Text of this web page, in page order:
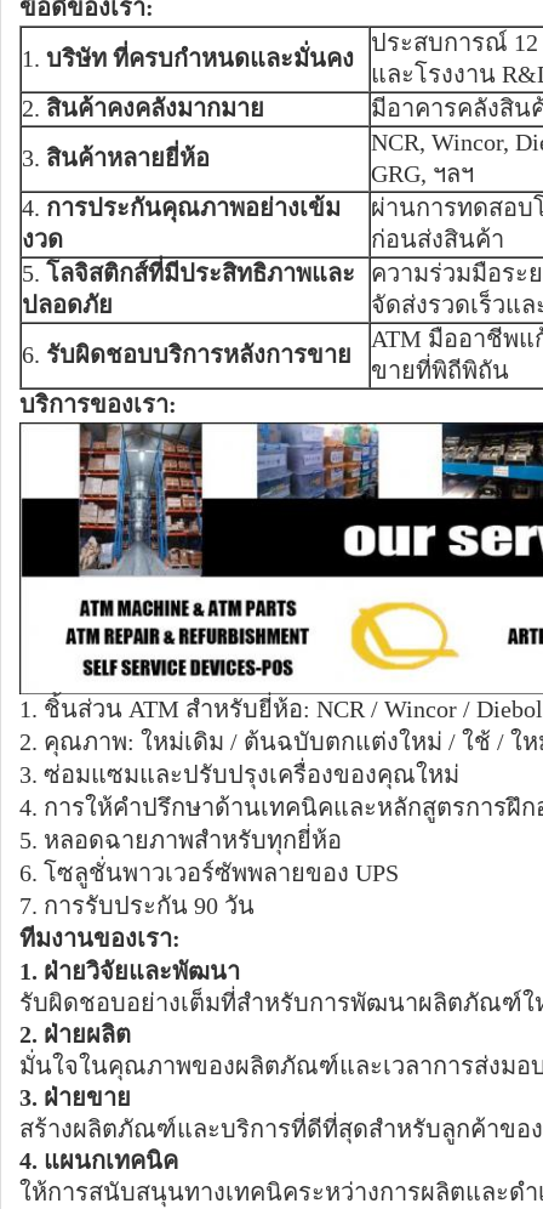
ข้อดีของเรา:
1. บริษัท ที่ครบกำหนดและมั่นคง
ประสบการณ์
และโรงงาน
2. สินค้าคงคลังมากมาย
มีอาคารคลังสิน
3. สินค้าหลายยี่ห้อ
NCR, Wincor,
GRG, ฯลฯ
4. การประกันคุณภาพอย่างเข้ม
งวด
ผ่านการทดสอบ
ก่อนส่งสินค้า
5. โลจิสติกส์ที่มีประสิทธิภาพและ
ปลอดภัย
ความร่วมมือระ
จัดส่งรวดเร็วแ
6. รับผิดชอบบริการหลังการขาย
ATM มืออาชีพ
ขายที่พิถีพิถัน
บริการของเรา:
1. ชิ้นส่วน ATM สำหรับยี่ห้อ: NCR / Wincor /
2. คุณภาพ: ใหม่เดิม / ต้นฉบับตกแต่งใหม่ / ใช้ / ใ
3. ซ่อมแซมและปรับปรุงเครื่องของคุณใหม่
4. การให้คำปรึกษาด้านเทคนิคและหลักสูตรการฝึ
5. หลอดฉายภาพสำหรับทุกยี่ห้อ
6. โซลูชั่นพาวเวอร์ซัพพลายของ UPS
7. การรับประกัน 90 วัน
ทีมงานของเรา:
1. ฝ่ายวิจัยและพัฒนา
รับผิดชอบอย่างเต็มที่สำหรับการพัฒนาผลิตภัณฑ์ใ
2. ฝ่ายผลิต
มั่นใจในคุณภาพของผลิตภัณฑ์และเวลาการส่งมอ
3. ฝ่ายขาย
สร้างผลิตภัณฑ์และบริการที่ดีที่สุดสำหรับลูกค้าของ
4. แผนกเทคนิค
ให้การสนับสนุนทางเทคนิคระหว่างการผลิตแล